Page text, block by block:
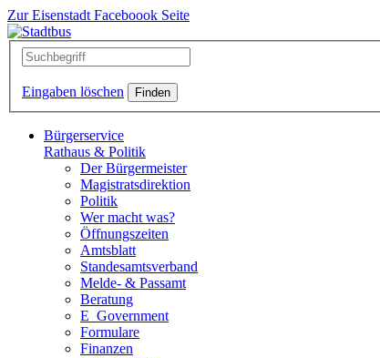
Zur Eisenstadt Faceboook Seite
Eingaben löschen
Bürgerservice
Rathaus & Politik
Der Bürgermeister
Magistratsdirektion
Politik
Wer macht was?
Öffnungszeiten
Amtsblatt
Standesamtsverband
Melde- & Passamt
Beratung
E_Government
Formulare
Finanzen